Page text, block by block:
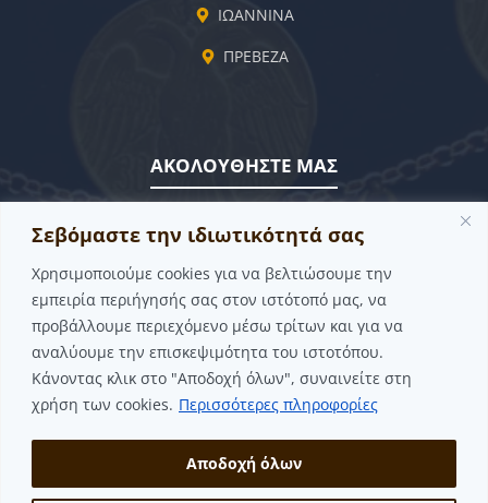
Σεβόμαστε την ιδιωτικότητά σας
Χρησιμοποιούμε cookies για να βελτιώσουμε την
εμπειρία περιήγησής σας στον ιστότοπό μας, να
προβάλλουμε περιεχόμενο μέσω τρίτων και για να
αναλύουμε την επισκεψιμότητα του ιστοτόπου.
Κάνοντας κλικ στο "Αποδοχή όλων", συναινείτε στη
χρήση των cookies. Περισσότερες πληροφορίες
Αποδοχή όλων
ΙΩΑΝΝΙΝΑ
ΠΡΕΒΕΖΑ
ΑΚΟΛΟΥΘΗΣΤΕ ΜΑΣ
FACEBOOK
YOUTUBE
ΓΙΝΕ ΜΕΛΟΣ
© 2026 ΗΠΕΙΡΩΤΙΚΟΣ ΣΥΛΛΟΓΟΣ ΜΟΝΑΧΟΥ "ΣΟΥΛΙ"